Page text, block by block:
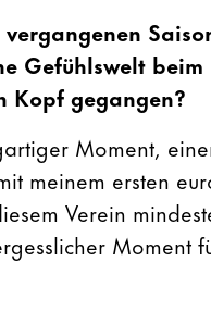
Gefühlswelt
Kopf gegangen?
Moment,
meinem ersten
Verein
Moment